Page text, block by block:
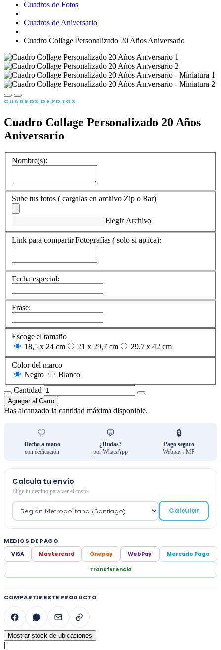
Cuadros de Fotos
Cuadros de Aniversario
Cuadro Collage Personalizado 20 Años Aniversario
CUADROS DE FOTOS
Cuadro Collage Personalizado 20 Años
Aniversario
Nombre(s):
Sube tus fotos ( cargalas en archivo Zip o Rar)
Elegir Archivo
Link para compartir Fotografías ( solo si aplica):
Fecha especial:
Frase:
Escoge el tamaño
18,5 x 24 cm
21 x 29,7 cm 29,7 x 42 cm
Color del marco
Negro
Blanco
Cantidad
Agregar al Carro
Has alcanzado la cantidad máxima disponible.
🤍
Hecho a mano
con dedicación
💬
¿Dudas?
por WhatsApp
🔒
Pago seguro
Webpay / MP
Calcula tu envío
Elige tu destino para ver el costo.
Calcular
MEDIOS DE PAGO
VISA Mastercard Onepay WebPay Mercado Pago
Transferencia
COMPARTIR ESTE PRODUCTO
Mostrar stock de ubicaciones
|